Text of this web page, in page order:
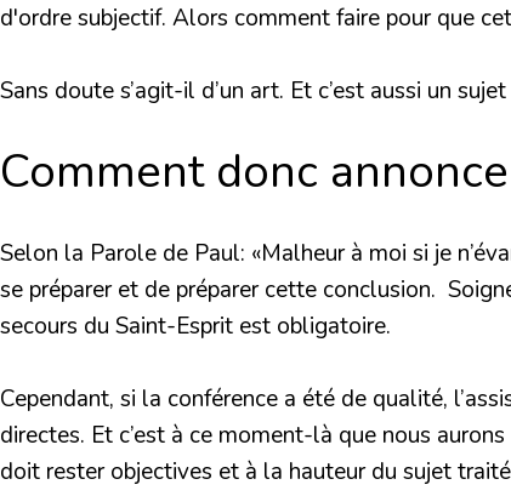
d'ordre subjectif. Alors comment faire pour que
Sans doute s’agit-il d’un art. Et c’est aussi un
Comment donc
Selon la Parole de Paul: «Malheur à moi si je
se préparer et de préparer cette conclusion.
secours du Saint-Esprit est obligatoire.
Cependant, si la conférence a été de qualité,
directes. Et c’est à ce moment-là que nous
doit rester objectives et à la hauteur du sujet